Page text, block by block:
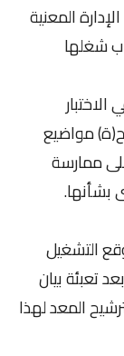
المعنية
شغلها
مواضيع
ممارسة
بشأنها.
التشغيل
تعبئة بيان
المعد لهذا